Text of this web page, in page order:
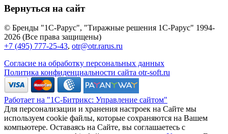
Вернуться на сайт
© Бренды "1С-Рарус", "Тиражные решения 1С-Рарус" 1994-
2026 (Все права защищены)
+7 (495) 777-25-43, otr@otr.rarus.ru
Согласие на обработку персональных данных
Политика конфиденциальности сайта otr-soft.ru
Работает на "1С-Битрикс: Управление сайтом"
Для персонализации и хранения настроек на Сайте мы
используем cookie файлы, которые сохраняются на Вашем
компьютере. Оставаясь на Сайте, вы соглашаетесь с